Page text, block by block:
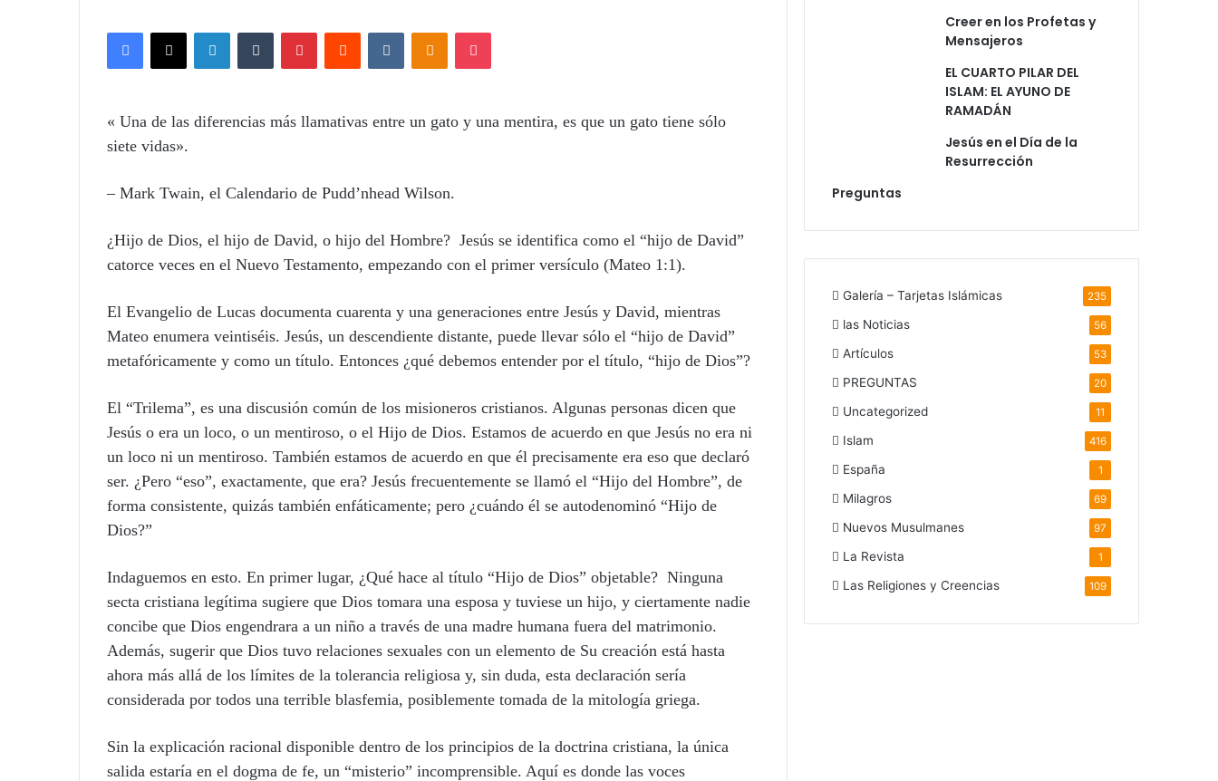
« Una de las diferencias más llamativas entre un gato y una mentira, es que un gato tiene sólo
siete vidas».
– Mark Twain, el Calendario de Pudd’nhead Wilson.
¿Hijo de Dios, el hijo de David, o hijo del Hombre? Jesús se identifica como el “hijo de David”
catorce veces en el Nuevo Testamento, empezando con el primer versículo (Mateo 1:1).
El Evangelio de Lucas documenta cuarenta y una generaciones entre Jesús y David, mientras
Mateo enumera veintiséis. Jesús, un descendiente distante, puede llevar sólo el “hijo de David”
metafóricamente y como un título. Entonces ¿qué debemos entender por el título, “hijo de Dios”?
El “Trilema”, es una discusión común de los misioneros cristianos. Algunas personas dicen que
Jesús o era un loco, o un mentiroso, o el Hijo de Dios. Estamos de acuerdo en que Jesús no era ni
un loco ni un mentiroso. También estamos de acuerdo en que él precisamente era eso que declaró
ser. ¿Pero “eso”, exactamente, que era? Jesús frecuentemente se llamó el “Hijo del Hombre”, de
forma consistente, quizás también enfáticamente; pero ¿cuándo él se autodenominó “Hijo de
Dios?”
Indaguemos en esto. En primer lugar, ¿Qué hace al título “Hijo de Dios” objetable? Ninguna
secta cristiana legítima sugiere que Dios tomara una esposa y tuviese un hijo, y ciertamente nadie
concibe que Dios engendrara a un niño a través de una madre humana fuera del matrimonio.
Además, sugerir que Dios tuvo relaciones sexuales con un elemento de Su creación está hasta
ahora más allá de los límites de la tolerancia religiosa y, sin duda, esta declaración sería
considerada por todos una terrible blasfemia, posiblemente tomada de la mitología griega.
Sin la explicación racional disponible dentro de los principios de la doctrina cristiana, la única
salida estaría en el dogma de fe, un “misterio” incomprensible. Aquí es donde las voces
Creer en los Profetas y
Mensajeros
EL CUARTO PILAR DEL
ISLAM: EL AYUNO DE
RAMADÁN
Jesús en el Día de la
Resurrección
Preguntas
Galería – Tarjetas Islámicas 235
las Noticias 56
Artículos 53
PREGUNTAS 20
Uncategorized 11
Islam 416
España 1
Milagros 69
Nuevos Musulmanes 97
La Revista 1
Las Religiones y Creencias 109